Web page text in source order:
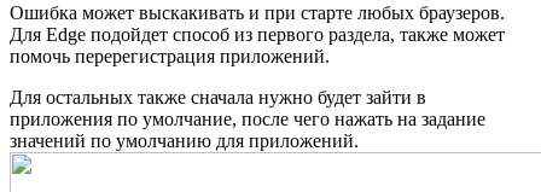
Ошибка может выскакивать и при старте любых браузеров.
Для Edge подойдет способ из первого раздела, также может
помочь перерегистрация приложений.
Для остальных также сначала нужно будет зайти в
приложения по умолчание, после чего нажать на задание
значений по умолчанию для приложений.